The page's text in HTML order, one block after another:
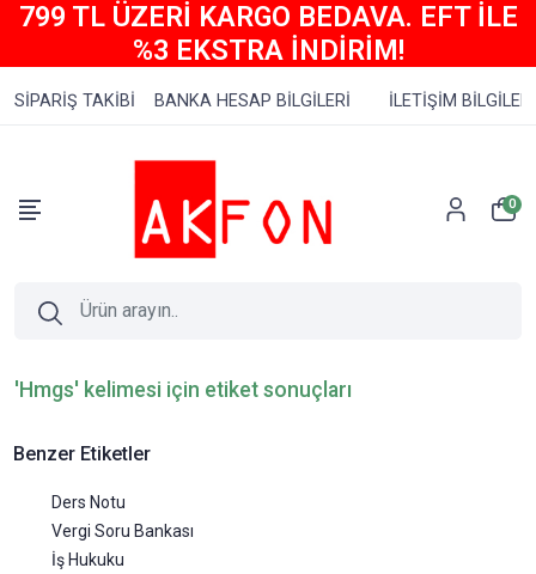
799 TL ÜZERİ KARGO BEDAVA. EFT İLE
%3 EKSTRA İNDİRİM!
SİPARİŞ TAKİBİ BANKA HESAP BİLGİLERİ İLETİŞİM BİLGİLERİ
0
'Hmgs' kelimesi için etiket sonuçları
Benzer Etiketler
Ders Notu
Vergi Soru Bankası
İş Hukuku